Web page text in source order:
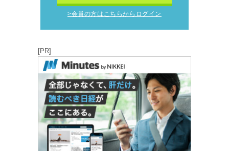
>会員の方はこちらからログイン
[PR]